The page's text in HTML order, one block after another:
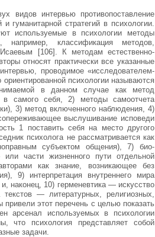
видов интервью про­тивопоставление
гуманитарной стратегий в психологии.
используемые в психологии методы
классификация методов,
[106]. К методам естественно-
относят практически все указанные
проводимое «исследователем-
психологии на­зываются
в дан­ном случае как метод
в самого себя, 2) методы самоотчета
3) метод включенного наблюдения, 4)
выслуши­вание исповеди
1 поставить себя на место другого
психолога не рассматривается как
субъектом общения), 7) био­
или части жизненного пути отдельной
как знание, возникающее без
9) интерпретация внутреннего мира
наконец, 10) герменевтика — искусство
— литературных, религиозных,
этот перечень с целью показать
арсенал используемых в психологии
что психология представляет собой
задачи.